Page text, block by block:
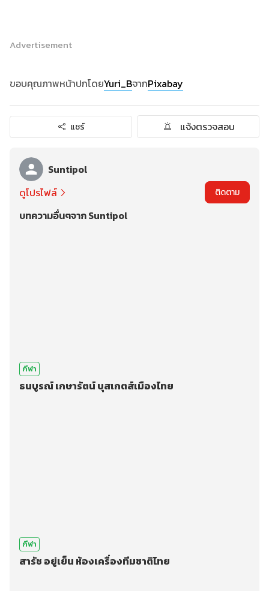
Advertisement
ขอบคุณภาพหน้าปกโดยYuri_BจากPixabay
แชร์ แจ้งตรวจสอบ
Suntipol
ดูโปรไฟล์
ติดตาม
บทความอื่นๆจาก Suntipol
กีฬา
ธนบูรณ์ เกษารัตน์ บุสเกตส์เมืองไทย
กีฬา
สารัช อยู่เย็น ห้องเครื่องทีมชาติไทย